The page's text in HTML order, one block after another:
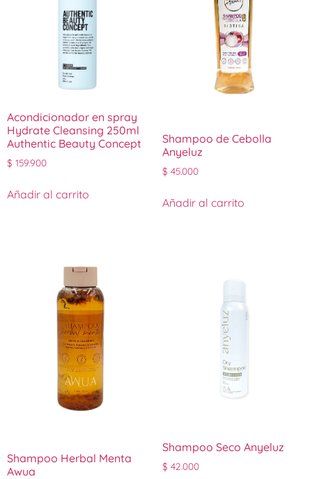
Acondicionador en spray
Hydrate Cleansing 250ml
Authentic Beauty Concept
$ 159.900
Añadir al carrito
Shampoo de Cebolla
Anyeluz
$ 45.000
Añadir al carrito
Shampoo Herbal Menta
Awua
Shampoo Seco Anyeluz
$ 42.000